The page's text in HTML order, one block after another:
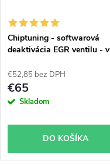
Chiptuning - softwarová
deaktivácia EGR ventilu - v
€52,85 bez DPH
€65
Skladom
DO KOŠÍKA